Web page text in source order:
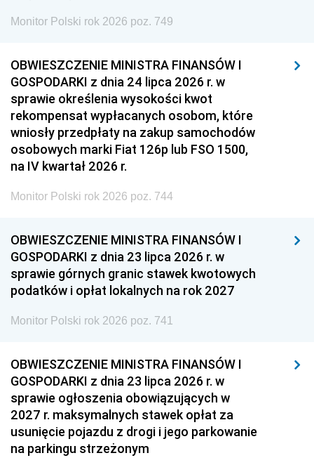
Monitor Polski rok 2026 poz. 749
OBWIESZCZENIE MINISTRA FINANSÓW I
GOSPODARKI z dnia 24 lipca 2026 r. w
sprawie określenia wysokości kwot
rekompensat wypłacanych osobom, które
wniosły przedpłaty na zakup samochodów
osobowych marki Fiat 126p lub FSO 1500,
na IV kwartał 2026 r.
Monitor Polski rok 2026 poz. 744
OBWIESZCZENIE MINISTRA FINANSÓW I
GOSPODARKI z dnia 23 lipca 2026 r. w
sprawie górnych granic stawek kwotowych
podatków i opłat lokalnych na rok 2027
Monitor Polski rok 2026 poz. 741
OBWIESZCZENIE MINISTRA FINANSÓW I
GOSPODARKI z dnia 23 lipca 2026 r. w
sprawie ogłoszenia obowiązujących w
2027 r. maksymalnych stawek opłat za
usunięcie pojazdu z drogi i jego parkowanie
na parkingu strzeżonym